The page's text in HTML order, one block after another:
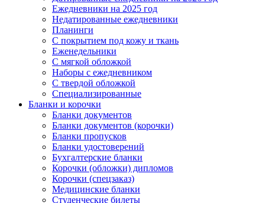
Ежедневники на 2025 год
Недатированные ежедневники
Планинги
С покрытием под кожу и ткань
Еженедельники
С мягкой обложкой
Наборы с ежедневником
С твердой обложкой
Специализированные
Бланки и корочки
Бланки документов
Бланки документов (корочки)
Бланки пропусков
Бланки удостоверений
Бухгалтерские бланки
Корочки (обложки) дипломов
Корочки (спецзаказ)
Медицинские бланки
Студенческие билеты